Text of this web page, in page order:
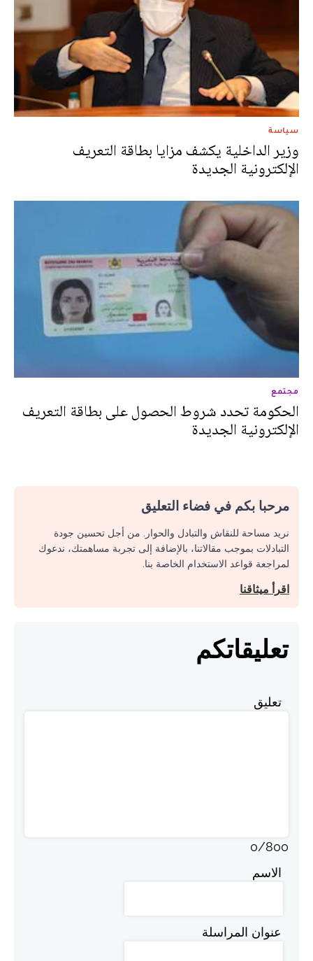
سياسة
وزير الداخلية يكشف مزايا بطاقة التعريف
الإلكترونية الجديدة
مجتمع
الحكومة تحدد شروط الحصول على بطاقة التعريف
الإلكترونية الجديدة
مرحبا بكم في فضاء التعليق
نريد مساحة للنقاش والتبادل والحوار. من أجل تحسين جودة
التبادلات بموجب مقالاتنا، بالإضافة إلى تجربة مساهمتك، ندعوك
لمراجعة قواعد الاستخدام الخاصة بنا.
اقرأ ميثاقنا
تعليقاتكم
تعليق
0/800
الاسم
عنوان المراسلة